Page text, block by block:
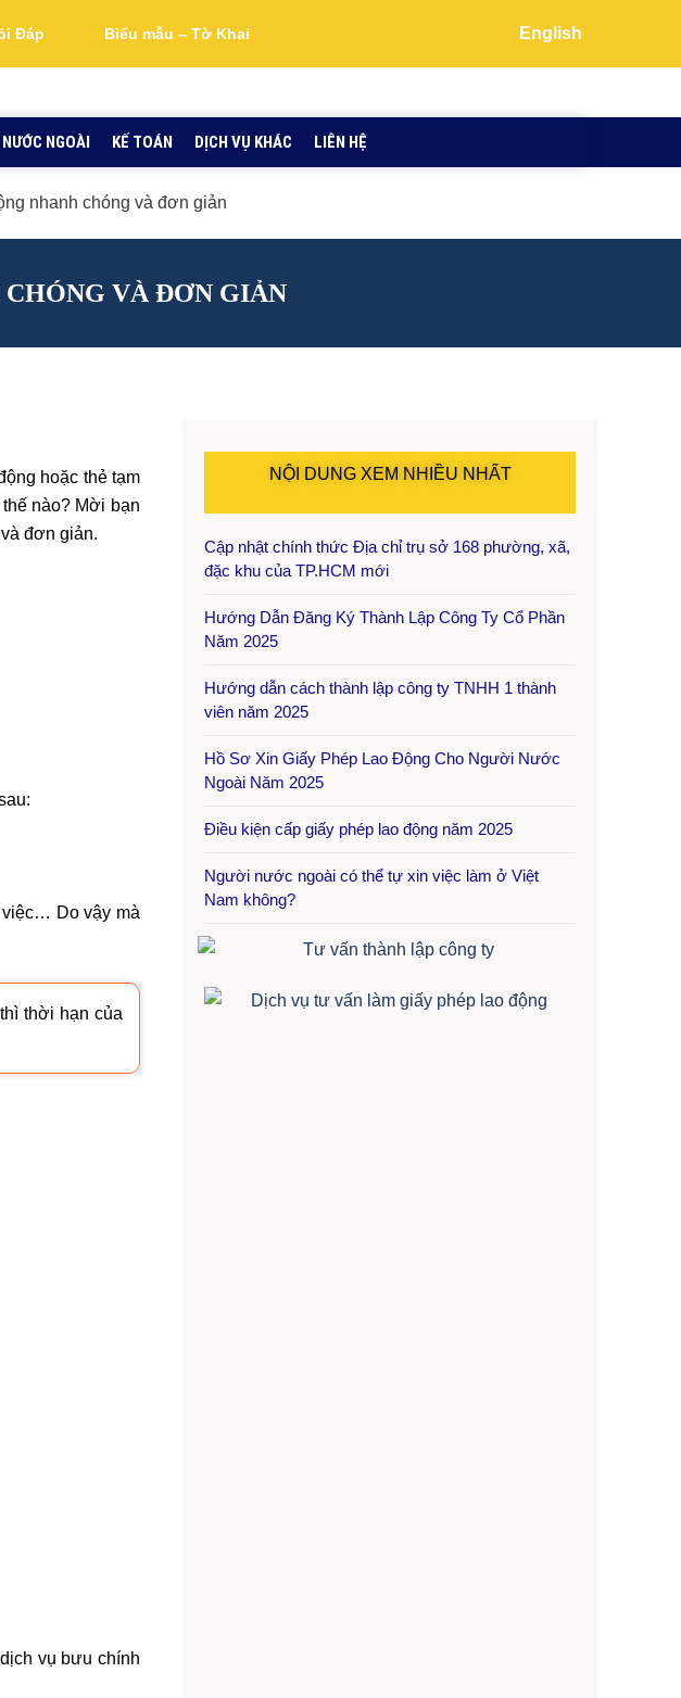
Đáp Biểu mẫu – Tờ Khai English
NGOÀI KẾ TOÁN DỊCH VỤ KHÁC LIÊN HỆ
nhanh chóng và đơn giản
VÀ ĐƠN GIẢN
hoặc thẻ tạm
nào? Mời bạn
đơn giản.
việc… Do vậy mà
thời hạn của
vụ bưu chính
NỘI DUNG XEM NHIỀU NHẤT
Cập nhật chính thức Địa chỉ trụ sở 168 phường, xã,
đặc khu của TP.HCM mới
Hướng Dẫn Đăng Ký Thành Lập Công Ty Cổ Phần
Năm 2025
Hướng dẫn cách thành lập công ty TNHH 1 thành
viên năm 2025
Hồ Sơ Xin Giấy Phép Lao Động Cho Người Nước
Ngoài Năm 2025
Điều kiện cấp giấy phép lao động năm 2025
Người nước ngoài có thể tự xin việc làm ở Việt
Nam không?